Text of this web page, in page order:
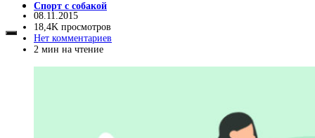
Спорт с собакой
08.11.2015
18,4K просмотров
Нет комментариев
2 мин на чтение